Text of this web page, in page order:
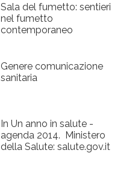
Sala del fumetto: sentieri
nel fumetto
contemporaneo
Genere comunicazione
sanitaria
In Un anno in salute -
agenda 2014. Ministero
della Salute: salute.gov.it